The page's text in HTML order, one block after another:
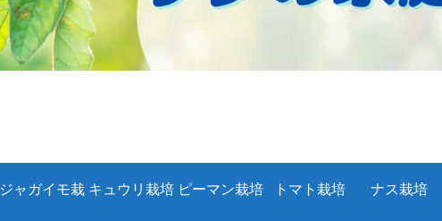
ジャガイモ栽 キュウリ栽培 ピーマン栽培 トマト栽培 ナス栽培